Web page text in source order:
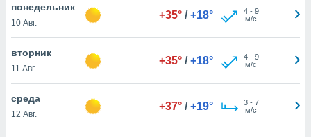
рекламу
нашей
cookie
понедельник
10 Авг.
+35° / +18° 4- 9
м/с
вторник
11 Авг.
+35° / +18° 4- 9
м/с
среда
12 Авг.
+37° / +19° 3- 7
м/с